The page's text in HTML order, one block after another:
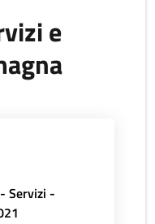
e
Servizi -